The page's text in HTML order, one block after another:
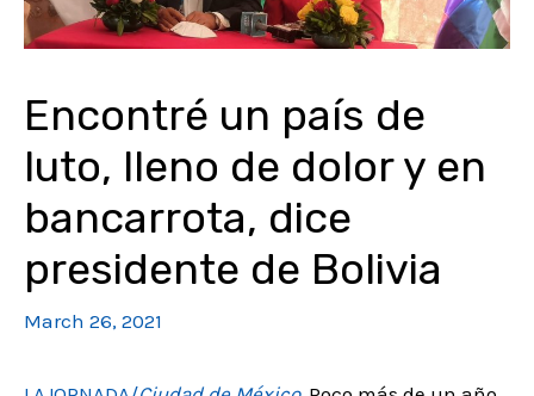
Encontré un país de
luto, lleno de dolor y en
bancarrota, dice
presidente de Bolivia
March 26, 2021